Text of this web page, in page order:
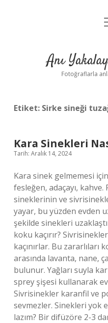
Anı
Fotoğraflarla
Etiket: Sirke sineği
Kara Sinekleri
Tarih: Aralık 14, 2024
Kara sinek gelmemesi
fesleğen, adaçayı, kahve.
sineklerinin ve
yayar, bu yüzden evden
şekilde sinekleri
koku kaçırır?
kaçınırlar. Bu zararlıları
arasında lavanta, nane,
bulunur. Yağları suyla
sprey şişesi kullanarak
Sivrisinekler karanfil ve
sevmezler. Sinekleri yok
lazım? Bir difüzöre 2-3